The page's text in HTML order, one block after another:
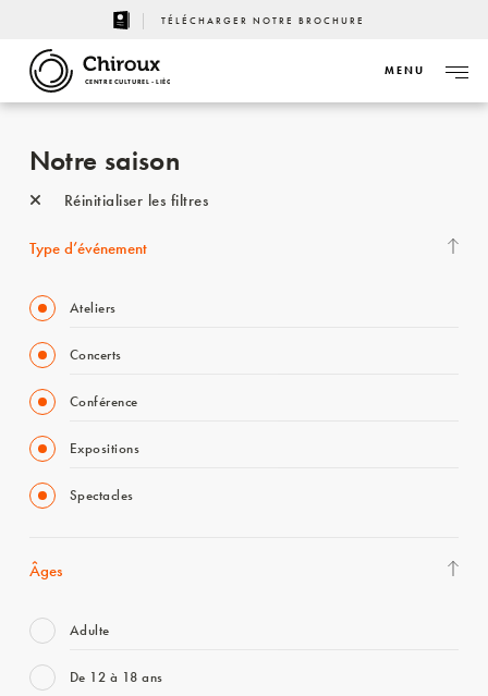
TÉLÉCHARGER NOTRE BROCHURE
CENTRE CULTUREL - LIÈGE
MENU
Notre saison
Réinitialiser les filtres
Type d’événement
Ateliers
Concerts
Conférence
Expositions
Spectacles
Âges
Adulte
De 12 à 18 ans